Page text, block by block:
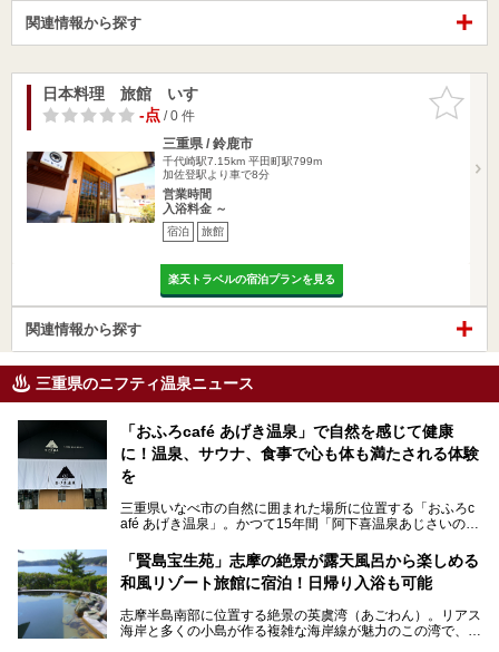
関連情報から探す
お気に入
りに追加
日本料理 旅館 いすゞ
-点/ 0 件
三重県 / 鈴鹿市
千代崎駅7.15km 平田町駅799m
加佐登駅より車で8分
営業時間
入浴料金 ～
宿泊 旅館
楽天トラベルの宿泊プランを見る
関連情報から探す
三重県のニフティ温泉ニュース
「おふろcafé あげき温泉」で自然を感じて健康
に！温泉、サウナ、食事で心も体も満たされる体験
を
三重県いなべ市の自然に囲まれた場所に位置する「おふろc
afé あげき温泉」。かつて15年間「阿下喜温泉あじさいの
泊が楽しめる施設として2024年4月に新しく生まれ変わりま
した！
ていた施設……。今回は、地元の方から観光客まで楽しめる
「おふろcafé あげき温泉」をじっくりご紹介していきま
「賢島宝生苑」志摩の絶景が露天風呂から楽しめる
和風リゾート旅館に宿泊！日帰り入浴も可能
志摩半島南部に位置する絶景の英虞湾（あごわん）。リアス
海岸と多くの小島が作る複雑な海岸線が魅力のこの湾で、最